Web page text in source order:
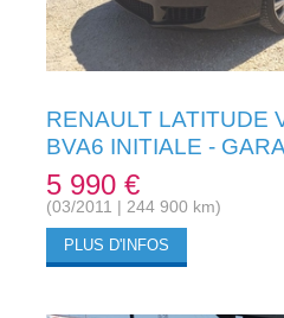
RENAULT LATITUDE
BVA6 INITIALE -
5 990 €
(03/2011 | 244 900 km)
PLUS D'INFOS